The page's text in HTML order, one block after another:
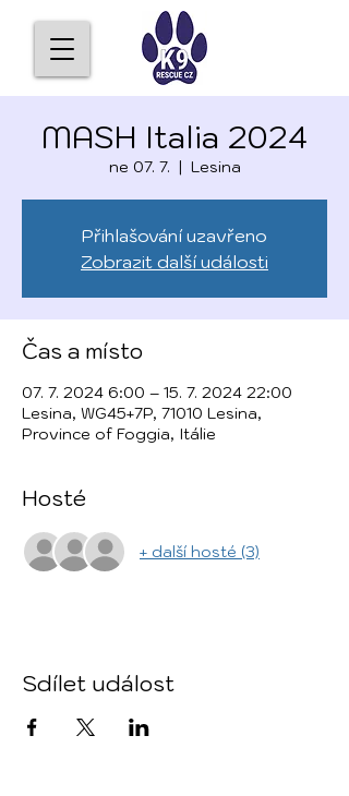
MASH Italia 2024
ne 07. 7.
  |
Lesina
Přihlašování uzavřeno
Zobrazit další události
Čas a místo
07. 7. 2024 6:00 – 15. 7. 2024 22:00
Lesina, WG45+7P, 71010 Lesina,
Province of Foggia, Itálie
Hosté
+ další hosté (3)
Sdílet událost